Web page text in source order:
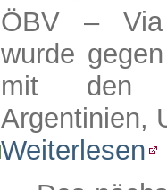
ÖBV – Via
wurde
mit den
Argentinien,
Weiterlesen